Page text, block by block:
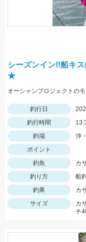
シーズンイン!!船キ
★
釣行日
釣行時間
釣場
沖
ポイント
釣魚
カ
釣り方
船
釣果
カ
サイズ
カ
チ